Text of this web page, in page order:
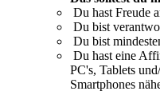
Du hast Freude
Du bist
Du bist
Du hast eine
PC's, Tablets
Smartphones